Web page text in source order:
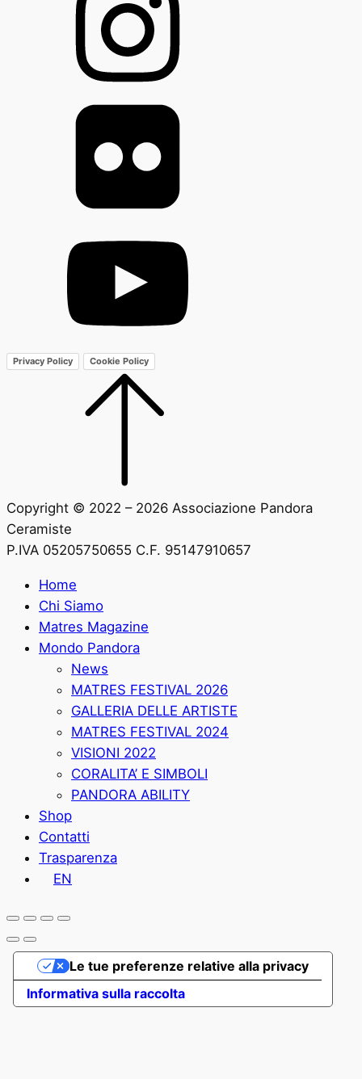
Privacy Policy Cookie Policy
Copyright © 2022 – 2026 Associazione Pandora
Ceramiste
P.IVA 05205750655 C.F. 95147910657
Home
Chi Siamo
Matres Magazine
Mondo Pandora
News
MATRES FESTIVAL 2026
GALLERIA DELLE ARTISTE
MATRES FESTIVAL 2024
VISIONI 2022
CORALITA’ E SIMBOLI
PANDORA ABILITY
Shop
Contatti
Trasparenza
EN
Informativa sulla raccolta
Le tue preferenze relative alla privacy